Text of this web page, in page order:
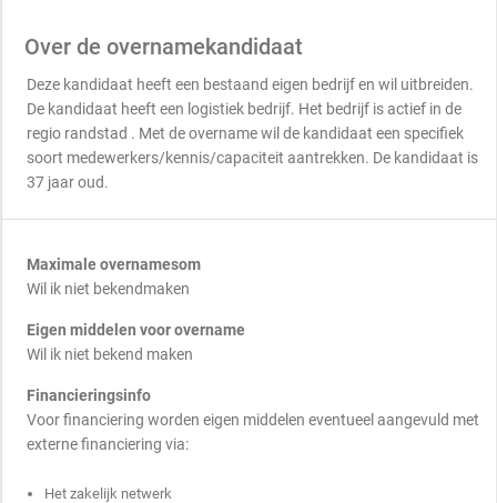
Over de overnamekandidaat
Deze kandidaat heeft een bestaand eigen bedrijf en wil uitbreiden.
De kandidaat heeft een logistiek bedrijf. Het bedrijf is actief in de
regio randstad . Met de overname wil de kandidaat een specifiek
soort medewerkers/kennis/capaciteit aantrekken. De kandidaat is
37 jaar oud.
Maximale overnamesom
Wil ik niet bekendmaken
Eigen middelen voor overname
Wil ik niet bekend maken
Financieringsinfo
Voor financiering worden eigen middelen eventueel aangevuld met
externe financiering via:
Het zakelijk netwerk